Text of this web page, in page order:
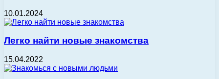
10.01.2024
Легко найти новые знакомства
15.04.2022